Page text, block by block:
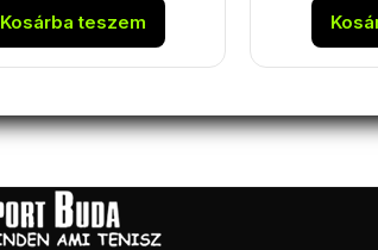
Kosárba teszem